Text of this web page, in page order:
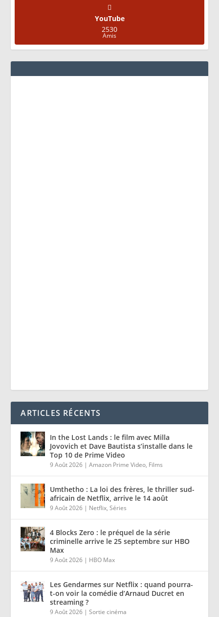
YouTube
2530
Amis
ARTICLES RÉCENTS
In the Lost Lands : le film avec Milla
Jovovich et Dave Bautista s’installe dans le
Top 10 de Prime Video
9 Août 2026 |Amazon Prime Video, Films
Umthetho : La loi des frères, le thriller sud-
africain de Netflix, arrive le 14 août
9 Août 2026 | Netflix,Séries
4 Blocks Zero : le préquel de la série
criminelle arrive le 25 septembre sur HBO
Max
9 Août 2026 | HBO Max
Les Gendarmes sur Netflix : quand pourra-
t-on voir la comédie d’Arnaud Ducret en
streaming ?
9 Août 2026 |Sortie cinéma